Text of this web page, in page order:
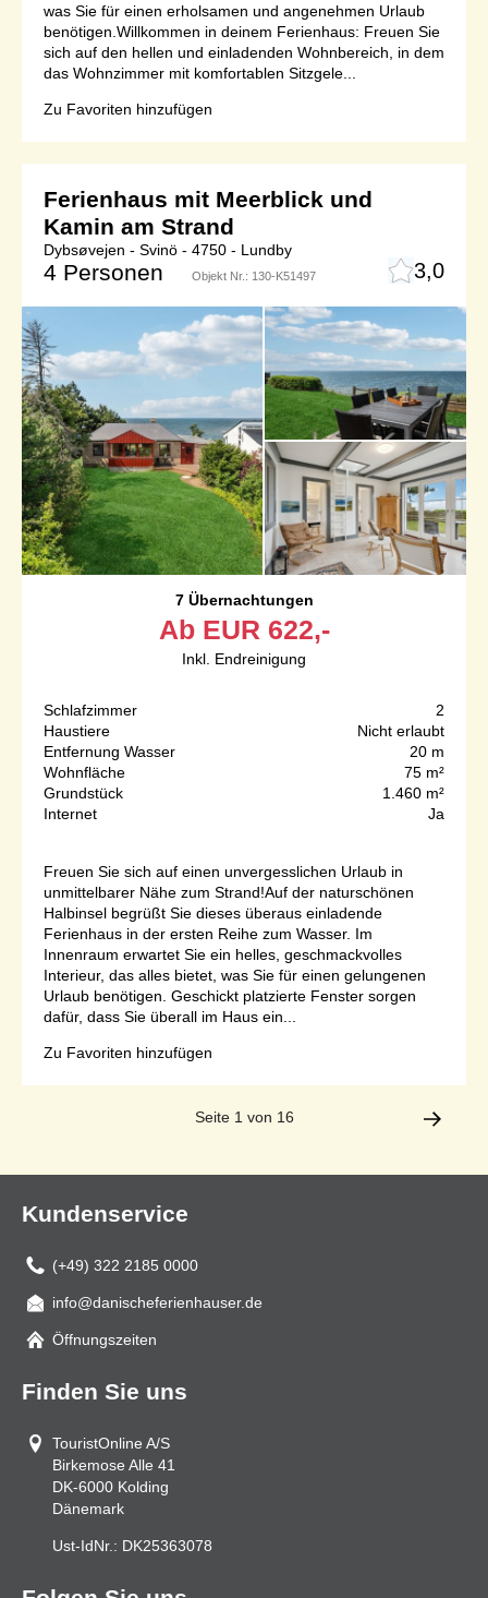
was Sie für einen erholsamen und angenehmen Urlaub
benötigen.Willkommen in deinem Ferienhaus: Freuen Sie
sich auf den hellen und einladenden Wohnbereich, in dem
das Wohnzimmer mit komfortablen Sitzgele...
Zu Favoriten hinzufügen
Ferienhaus mit Meerblick und
Kamin am Strand
Dybsøvejen - Svinö - 4750 - Lundby
4 Personen Objekt Nr.: 130-K51497 3,0
7 Übernachtungen
Ab EUR 622,-
Inkl. Endreinigung
Schlafzimmer
2
Haustiere
Nicht erlaubt
Entfernung Wasser
20 m
Wohnfläche
75 m²
Grundstück
1.460 m²
Internet
Ja
Freuen Sie sich auf einen unvergesslichen Urlaub in
unmittelbarer Nähe zum Strand!Auf der naturschönen
Halbinsel begrüßt Sie dieses überaus einladende
Ferienhaus in der ersten Reihe zum Wasser. Im
Innenraum erwartet Sie ein helles, geschmackvolles
Interieur, das alles bietet, was Sie für einen gelungenen
Urlaub benötigen. Geschickt platzierte Fenster sorgen
dafür, dass Sie überall im Haus ein...
Zu Favoriten hinzufügen
Seite 1 von 16
Kundenservice
(+49) 322 2185 0000
Mail
info@danischeferienhauser.de
Öffnungszeiten
Finden Sie uns
TouristOnline A/S
Birkemose Alle 41
DK-6000 Kolding
Dänemark
Ust-IdNr.: DK25363078